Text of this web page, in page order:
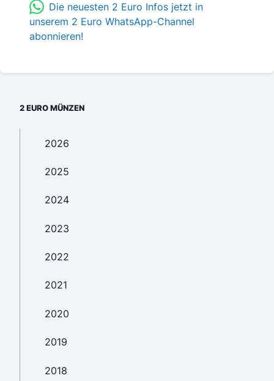
Die neuesten 2 Euro Infos jetzt in
unserem 2 Euro WhatsApp-Channel
abonnieren!
2 EURO MÜNZEN
2026
2025
2024
2023
2022
2021
2020
2019
2018